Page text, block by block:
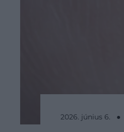
2026. június 6. ●